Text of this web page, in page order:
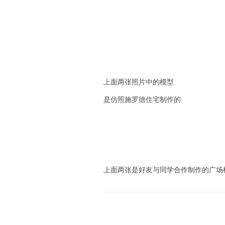
上面两张照片中的模型
是仿照施罗德住宅制作的
上面两张是好友与同学合作制作的广场